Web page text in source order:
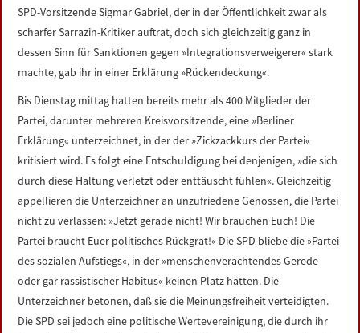
SPD-Vorsitzende Sigmar Gabriel, der in der Öffentlichkeit zwar als
scharfer Sarrazin-Kritiker auftrat, doch sich gleichzeitig ganz in
dessen Sinn für Sanktionen gegen »Integrationsverweigerer« stark
machte, gab ihr in einer Erklärung »Rückendeckung«.
Bis Dienstag mittag hatten bereits mehr als 400 Mitglieder der
Partei, darunter mehreren Kreisvorsitzende, eine »Berliner
Erklärung« unterzeichnet, in der der »Zickzackkurs der Partei«
kritisiert wird. Es folgt eine Entschuldigung bei denjenigen, »die sich
durch diese Haltung verletzt oder enttäuscht fühlen«. Gleichzeitig
appellieren die Unterzeichner an unzufriedene Genossen, die Partei
nicht zu verlassen: »Jetzt gerade nicht! Wir brauchen Euch! Die
Partei braucht Euer politisches Rückgrat!« Die SPD bliebe die »Partei
des sozialen Aufstiegs«, in der »menschenverachtendes Gerede
oder gar rassistischer Habitus« keinen Platz hätten. Die
Unterzeichner betonen, daß sie die Meinungsfreiheit verteidigten.
Die SPD sei jedoch eine politische Wertevereinigung, die durch ihr